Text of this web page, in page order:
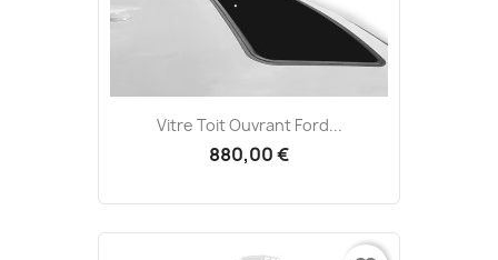
Vitre Toit Ouvrant Ford...
880,00 €